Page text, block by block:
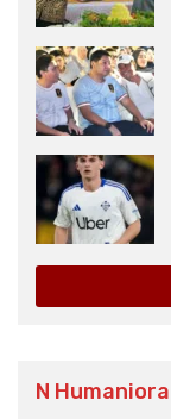
N Humaniora